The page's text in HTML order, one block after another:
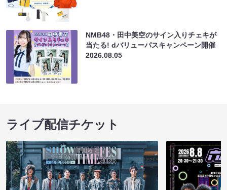
NMB48・田中美空のサイン入りチェキが
当たる! dバリューパスキャンペーン開催
2026.08.05
ライブ配信チケット